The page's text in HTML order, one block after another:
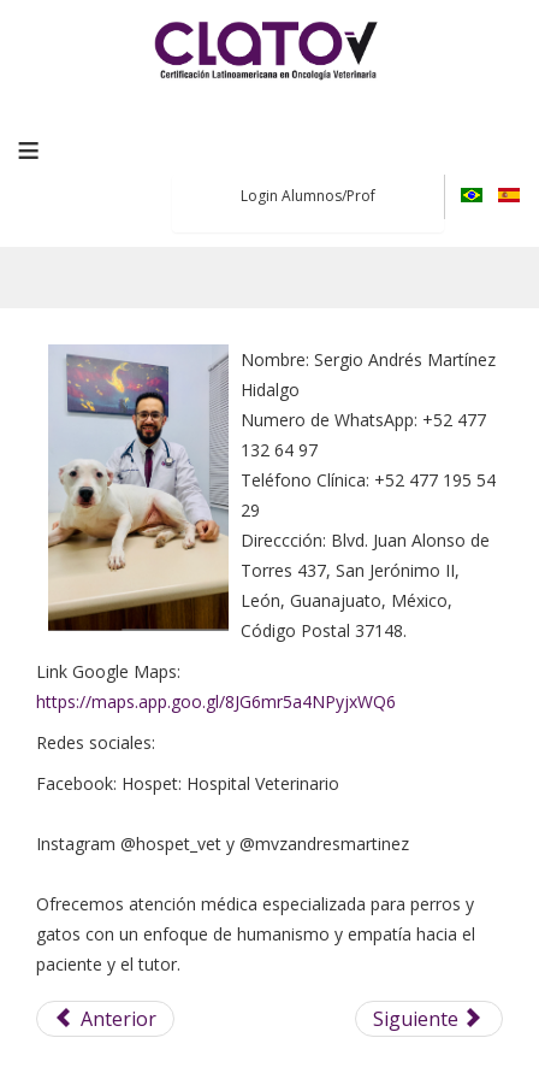
≡
Login Alumnos/Prof
Nombre: Sergio Andrés Martínez
Hidalgo
Numero de WhatsApp: +52 477
132 64 97
Teléfono Clínica: +52 477 195 54
29
Direccción: Blvd. Juan Alonso de
Torres 437, San Jerónimo II,
León, Guanajuato, México,
Código Postal 37148.
Link Google Maps:
https://maps.app.goo.gl/8JG6mr5a4NPyjxWQ6
Redes sociales:
Facebook: Hospet: Hospital Veterinario
Instagram @hospet_vet y @mvzandresmartinez
Ofrecemos atención médica especializada para perros y
gatos con un enfoque de humanismo y empatía hacia el
paciente y el tutor.
Anterior Siguiente